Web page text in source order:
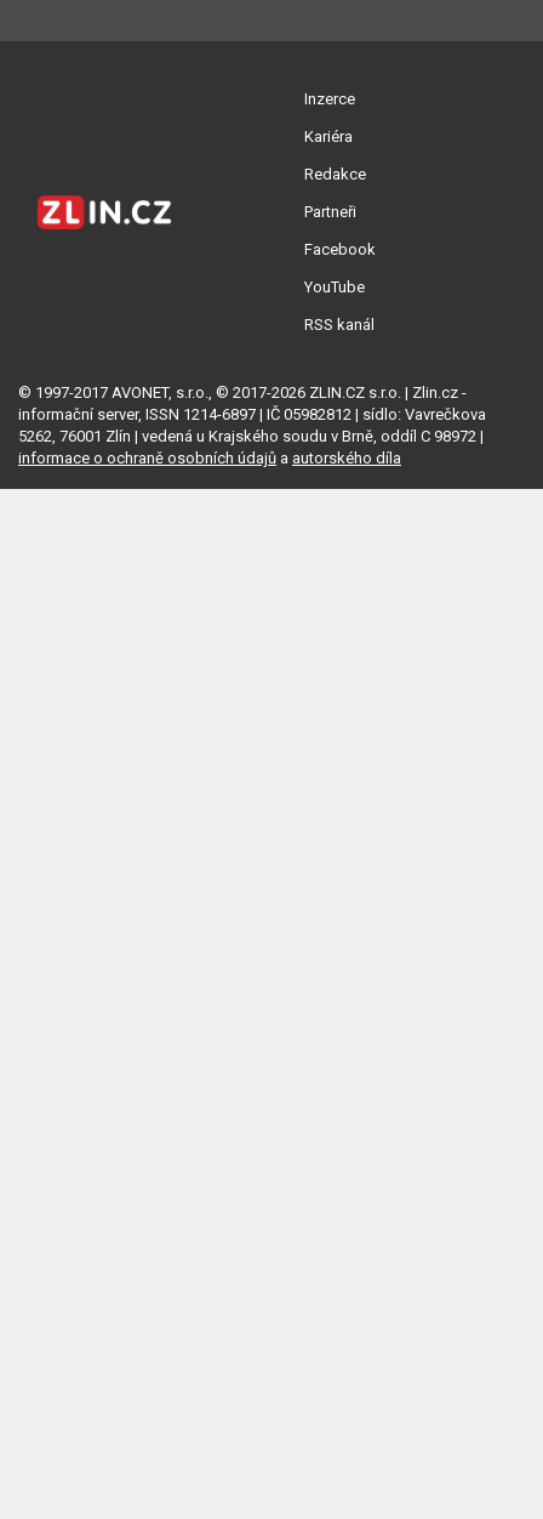
Inzerce
Kariéra
Redakce
Partneři
Facebook
YouTube
RSS kanál
© 1997-2017 AVONET, s.r.o., © 2017-2026 ZLIN.CZ s.r.o. | Zlin.cz -
informační server, ISSN 1214-6897 | IČ 05982812 | sídlo: Vavrečkova
5262, 76001 Zlín | vedená u Krajského soudu v Brně, oddíl C 98972 |
informace o ochraně osobních údajů a autorského díla